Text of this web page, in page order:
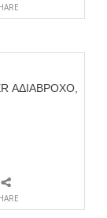
ΑΔΙΑΒΡΟΧΟ,